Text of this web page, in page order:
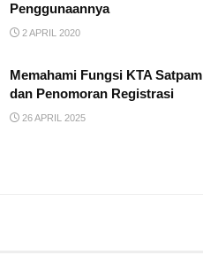
Penggunaannya
2 APRIL 2020
Memahami Fungsi KTA Satpam
dan Penomoran Registrasi
26 APRIL 2025